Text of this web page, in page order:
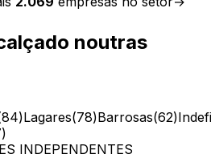
noutras
84)Lagares(78)Barrosas(62)
)
INDEPENDENTES